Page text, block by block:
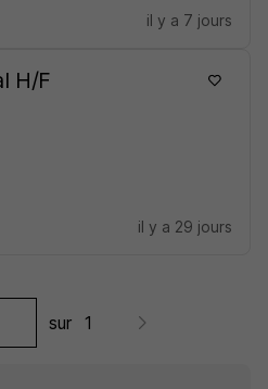
il y a 7 jours
H/F
il y a 29 jours
sur 1